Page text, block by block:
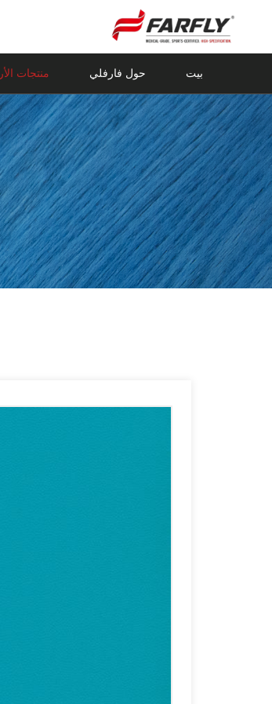
بيت حول فارفلي منتجات